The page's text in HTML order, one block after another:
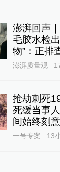
澎湃回声
毛胶水检
物”：正排
澎湃质量观
抢劫刺死
死缓当事
间始终刻
一号专案 13